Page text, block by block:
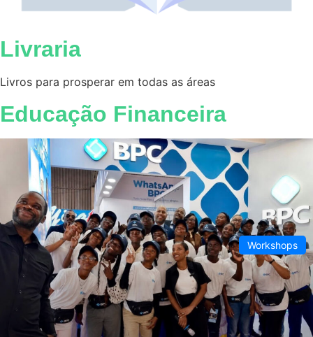
Livraria
Livros para prosperar em todas as áreas
Educação Financeira
Workshops